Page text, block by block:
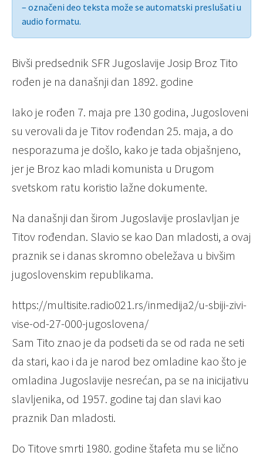
– označeni deo teksta može se automatski preslušati u
audio formatu.
Bivši predsednik SFR Jugoslavije Josip Broz Tito
rođen je na današnji dan 1892. godine
Iako je rođen 7. maja pre 130 godina, Jugosloveni
su verovali da je Titov rođendan 25. maja, a do
nesporazuma je došlo, kako je tada objašnjeno,
jer je Broz kao mladi komunista u Drugom
svetskom ratu koristio lažne dokumente.
Na današnji dan širom Jugoslavije proslavljan je
Titov rođendan. Slavio se kao Dan mladosti, a ovaj
praznik se i danas skromno obeležava u bivšim
jugoslovenskim republikama.
https://multisite.radio021.rs/inmedija2/u-sbiji-zivi-
vise-od-27-000-jugoslovena/
Sam Tito znao je da podseti da se od rada ne seti
da stari, kao i da je narod bez omladine kao što je
omladina Jugoslavije nesrećan, pa se na inicijativu
slavljenika, od 1957. godine taj dan slavi kao
praznik Dan mladosti.
Do Titove smrti 1980. godine štafeta mu se lično